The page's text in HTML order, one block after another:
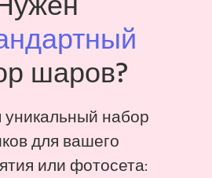
шаров?
набор
для вашего
или фотосета: